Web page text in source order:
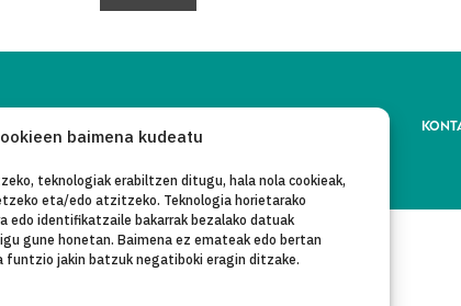
baimena kudeatu
teknologiak erabiltzen ditugu, hala nola cookieak,
eta/edo atzitzeko. Teknologia horietarako
edo identifikatzaile bakarrak bezalako datuak
gune honetan. Baimena ez emateak edo bertan
funtzio jakin batzuk negatiboki eragin ditzake.
PRIBATASUN-